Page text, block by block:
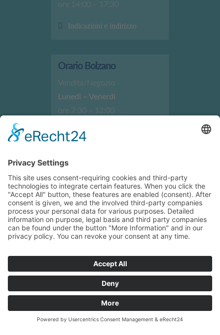
NEWCOLORS
2023/2024
ore 14:00 – 17:30
Indicazioni e indirizzo
Orario Bolzano
Vendita/Negozio
Lunedi – Venerdi
ore 7:30 – 12:00
Orario Brunico
Vendita/Negozio
Lunedi – Venerdi
ore 7:30 – 12:00
Indicazioni e indirizzo
© New Colors GmbH P.IVA: 02208510210
Privacy Impressum powered by trend-media